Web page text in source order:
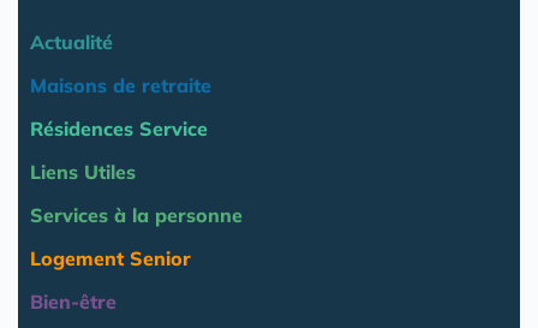
Actualité
Maisons de retraite
Résidences Service
Liens Utiles
Services à la personne
Logement Senior
Bien-être